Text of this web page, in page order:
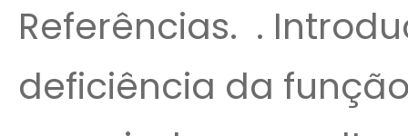
Referências. .
deficiência da